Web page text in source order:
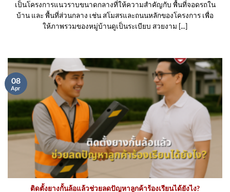
เป็นโครงการแนวราบขนาดกลางที่ให้ความสำคัญกับ พื้นที่จอดรถใน
บ้าน และ พื้นที่ส่วนกลาง เช่น สโมสรและถนนหลักของโครงการ เพื่อ
ให้ภาพรวมของหมู่บ้านดูเป็นระเบียบ สวยงาม [...]
ติดตั้งยางกั้นล้อแล้วช่วยลดปัญหาลูกค้าร้องเรียนได้ยังไง?
08
Apr